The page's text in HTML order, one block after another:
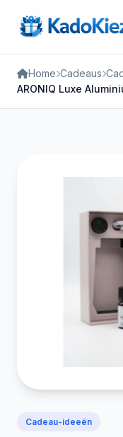
Home Cadeaus
ARONIQ Luxe
Cadeau-ideeën